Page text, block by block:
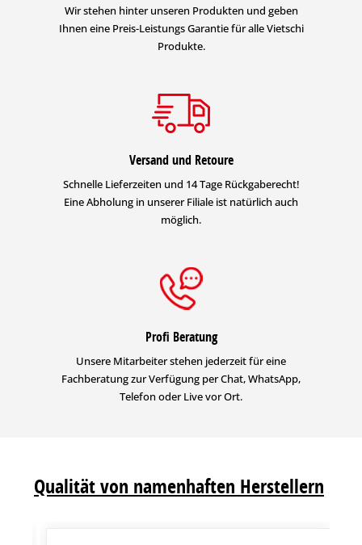
Wir stehen hinter unseren Produkten und geben
Ihnen eine Preis-Leistungs Garantie für alle Vietschi
Produkte.
Versand und Retoure
Schnelle Lieferzeiten und 14 Tage Rückgaberecht!
Eine Abholung in unserer Filiale ist natürlich auch
möglich.
Profi Beratung
Unsere Mitarbeiter stehen jederzeit für eine
Fachberatung zur Verfügung per Chat, WhatsApp,
Telefon oder Live vor Ort.
Qualität von namenhaften Herstellern